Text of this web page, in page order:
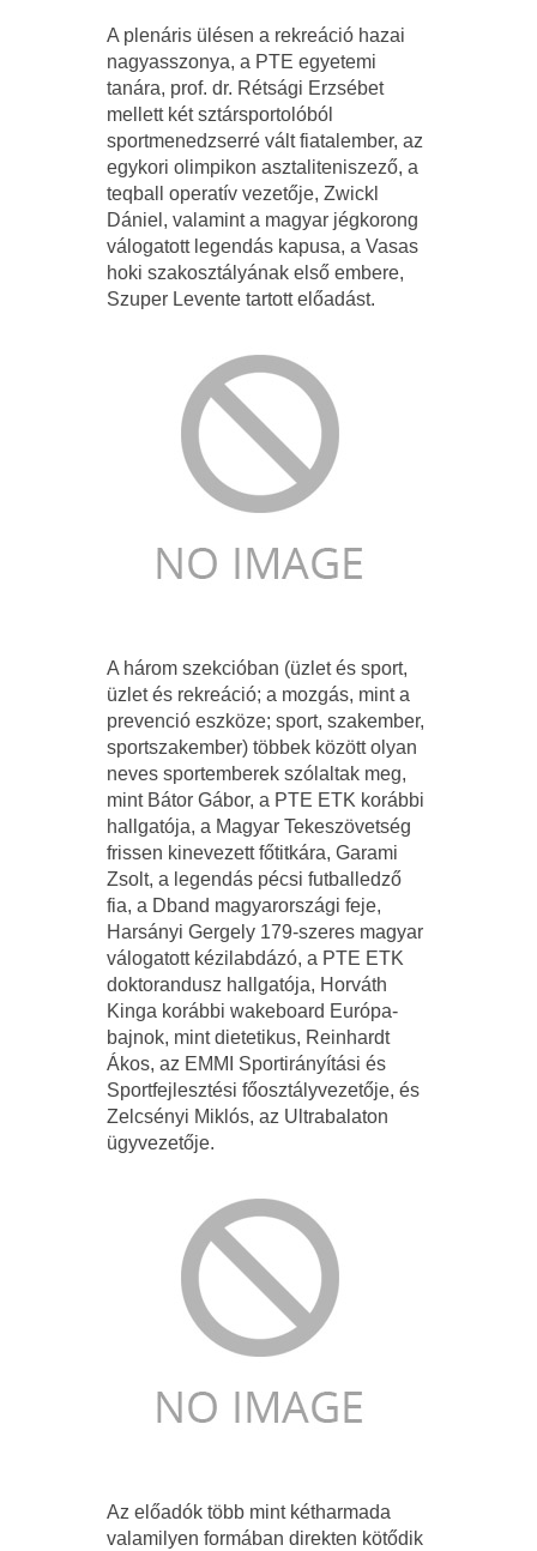
A plenáris ülésen a rekreáció hazai
nagyasszonya, a PTE egyetemi
tanára, prof. dr. Rétsági Erzsébet
mellett két sztársportolóból
sportmenedzserré vált fiatalember, az
egykori olimpikon asztaliteniszező, a
teqball operatív vezetője, Zwickl
Dániel, valamint a magyar jégkorong
válogatott legendás kapusa, a Vasas
hoki szakosztályának első embere,
Szuper Levente tartott előadást.
A három szekcióban (üzlet és sport,
üzlet és rekreáció; a mozgás, mint a
prevenció eszköze; sport, szakember,
sportszakember) többek között olyan
neves sportemberek szólaltak meg,
mint Bátor Gábor, a PTE ETK korábbi
hallgatója, a Magyar Tekeszövetség
frissen kinevezett főtitkára, Garami
Zsolt, a legendás pécsi futballedző
fia, a Dband magyarországi feje,
Harsányi Gergely 179-szeres magyar
válogatott kézilabdázó, a PTE ETK
doktorandusz hallgatója, Horváth
Kinga korábbi wakeboard Európa-
bajnok, mint dietetikus, Reinhardt
Ákos, az EMMI Sportirányítási és
Sportfejlesztési főosztályvezetője, és
Zelcsényi Miklós, az Ultrabalaton
ügyvezetője.
Az előadók több mint kétharmada
valamilyen formában direkten kötődik